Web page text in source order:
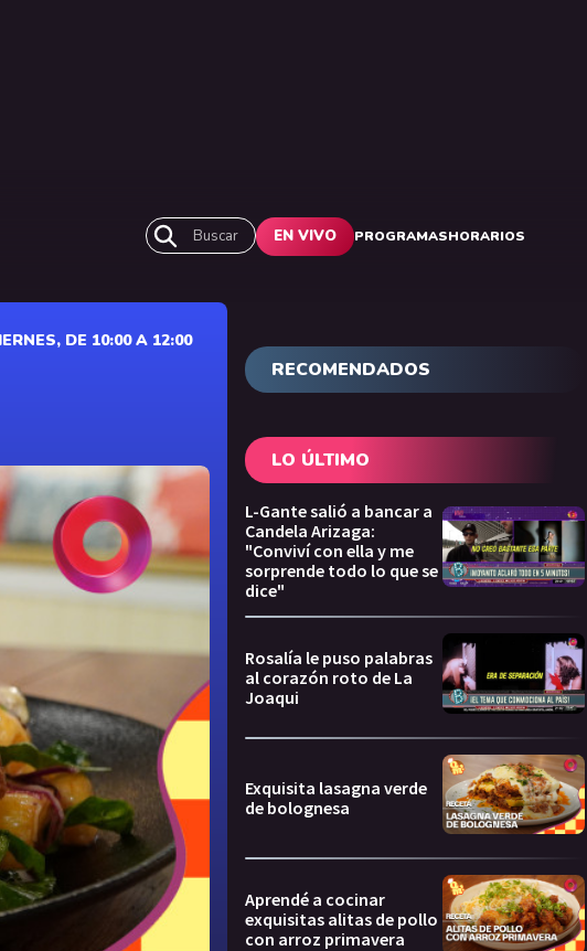
Buscar EN VIVO PROGRAMASHORARIOS
DE 10:00 A 12:00
RECOMENDADOS
LO ÚLTIMO
L-Gante salió a bancar a
Candela Arizaga:
"Conviví con ella y me
sorprende todo lo que se
dice"
Rosalía le puso palabras
al corazón roto de La
Joaqui
Exquisita lasagna verde
de bolognesa
Aprendé a cocinar
exquisitas alitas de pollo
con arroz primavera